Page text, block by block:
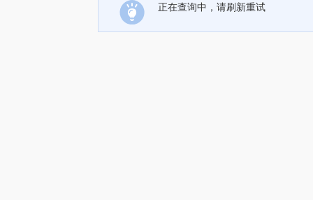
正在查询中，请刷新重试